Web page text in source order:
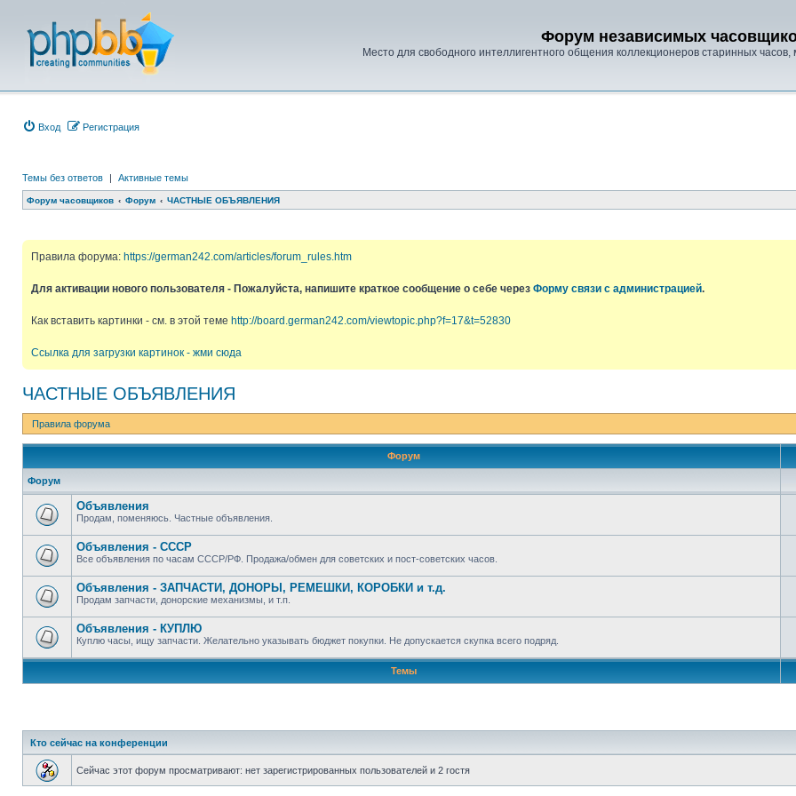
Форум независимых
Место для свободного интеллигентного общения коллекционеров старинных
Вход Регистрация
Темы без ответов | Активные темы
Форум часовщиков Форум ЧАСТНЫЕ ОБЪЯВЛЕНИЯ
Правила форума: https://german242.com/articles/forum_rules.htm
Для активации нового пользователя - Пожалуйста, напишите краткое сообщение о себе через Форму связи с администрацией.
Как вставить картинки - см. в этой теме http://board.german242.com/viewtopic.php?f=17&t=52830
Ссылка для загрузки картинок - жми сюда
ЧАСТНЫЕ ОБЪЯВЛЕНИЯ
Правила форума
Форум
Форум
Объявления
Продам, поменяюсь. Частные объявления.
Объявления - СССР
Все объявления по часам СССР/РФ. Продажа/обмен для советских и пост-советских часов.
Объявления - ЗАПЧАСТИ, ДОНОРЫ, РЕМЕШКИ, КОРОБКИ и т.д.
Продам запчасти, донорские механизмы, и т.п.
Объявления - КУПЛЮ
Куплю часы, ищу запчасти. Желательно указывать бюджет покупки. Не допускается скупка всего подряд.
Темы
Кто сейчас на конференции
Сейчас этот форум просматривают: нет зарегистрированных пользователей и 2 гостя